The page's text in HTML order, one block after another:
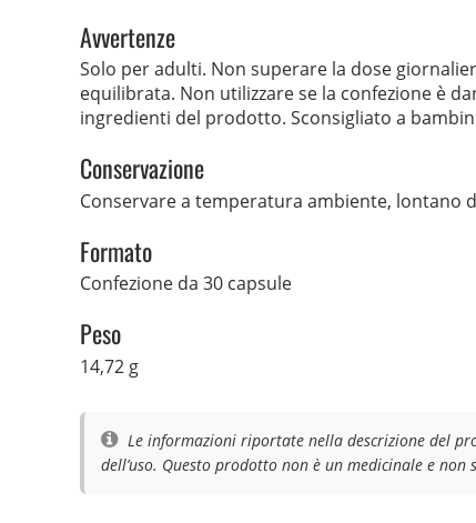
Avvertenze
Solo per adulti. Non superare la dose
equilibrata. Non utilizzare se la confezione è
ingredienti del prodotto. Sconsigliato a
Conservazione
Conservare a temperatura ambiente, lontano
Formato
Confezione da 30 capsule
Peso
14,72 g
Le informazioni riportate nella descrizione del
dell’uso. Questo prodotto non è un medicinale e